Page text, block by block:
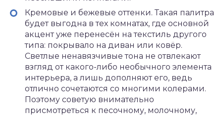
Кремовые и бежевые оттенки. Такая палитра
будет выгодна в тех комнатах, где основной
акцент уже перенесён на текстиль другого
типа: покрывало на диван или ковёр.
Светлые ненавязчивые тона не отвлекают
взгляд от какого-либо необычного элемента
интерьера, а лишь дополняют его, ведь
отлично сочетаются со многими колерами.
Поэтому советую внимательно
присмотреться к песочному, молочному,